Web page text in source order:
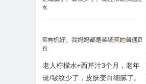
老人柠檬水+西芹汁3个月，老年
斑/皱纹少了，皮肤变白细腻了。